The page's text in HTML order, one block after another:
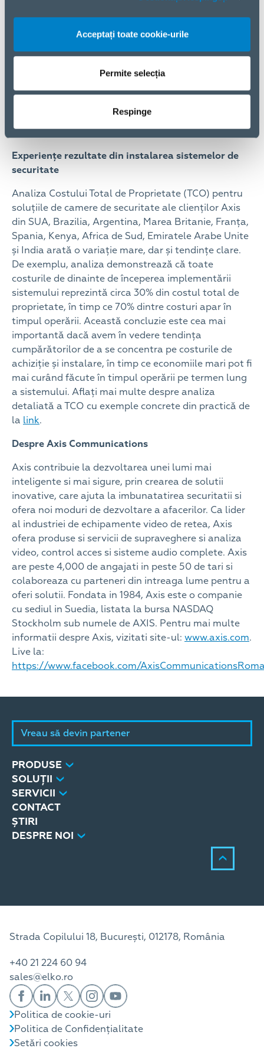
Acceptați toate cookie-urile
Permite selecția
Respinge
camere, servere, software, instalare și instruirea
utilizatorilor, sunt destul de ușor de estimat. Totuși,
costurile pe termen lung, cum ar fi întreținerea,
stocarea și securitatea cibernetică sunt mai dificil de
calculat. La toate acestea se adaugă și costurile de
monitorizare a sistemului de securitate, care sunt
Total de Proprietate vă poate ajuta să identificați
toate aceste costuri.
Experiențe rezultate din instalarea sistemelor de
securitate
Analiza Costului Total de Proprietate (TCO) pentru
soluțiile de camere de securitate ale clienților Axis
din SUA, Brazilia, Argentina, Marea Britanie, Franța,
Spania, Kenya, Africa de Sud, Emiratele Arabe Unite
și India arată o variație mare, dar și tendințe clare.
De exemplu, analiza demonstrează că toate
costurile de dinainte de începerea implementării
sistemului reprezintă circa 30% din costul total de
proprietate, în timp ce 70% dintre costuri apar în
timpul operării. Această concluzie este cea mai
importantă dacă avem în vedere tendința
cumpărătorilor de a se concentra pe costurile de
achiziție și instalare, în timp ce economiile mari pot fi
mai curând făcute în timpul operării pe termen lung
a sistemului. Aflați mai multe despre analiza
detaliată a TCO cu exemple concrete din practică de
la link.
Despre Axis Communications
Axis contribuie la dezvoltarea unei lumi mai
inteligente si mai sigure, prin crearea de solutii
inovative, care ajuta la imbunatatirea securitatii si
ofera noi moduri de dezvoltare a afacerilor. Ca lider
al industriei de echipamente video de retea, Axis
ofera produse si servicii de supraveghere si analiza
video, control acces si sisteme audio complete. Axis
are peste 4,000 de angajati in peste 50 de tari si
colaboreaza cu parteneri din intreaga lume pentru a
oferi solutii. Fondata in 1984, Axis este o companie
cu sediul in Suedia, listata la bursa NASDAQ
Stockholm sub numele de AXIS. Pentru mai multe
informatii despre Axis, vizitati site-ul: www.axis.com.
Live la:
https://www.facebook.com/
Vreau să devin partener
PRODUSE
SOLUȚII
SERVICII
CONTACT
ȘTIRI
DESPRE NOI
Strada Copilului 18, București, 012178, România
+40 21 224 60 94
sales@elko.ro
Politica de cookie-uri
Politica de Confidențialitate
Setări cookies